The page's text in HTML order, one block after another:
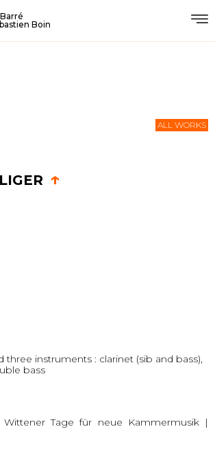
Boin
↑
ALL WORKS
three instruments : clarinet (sib and bass),
bass
Wittener Tage für neue Kammermusik |